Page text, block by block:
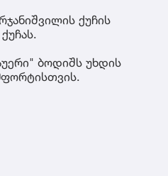
ქუჩის
ბოდიშს უხდის